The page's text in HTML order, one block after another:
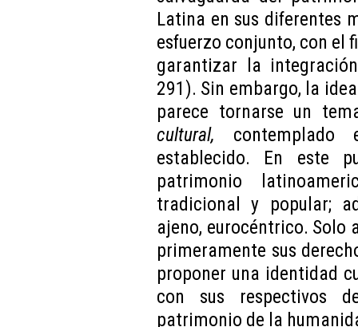
Latina en sus diferentes
esfuerzo conjunto, con el
garantizar la
291). Sin embargo, la
parece tornarse un
cultural,
establecido. En este
patrimonio
tradicional y popular;
ajeno, eurocéntrico. Solo
primeramente sus
proponer una identidad
con sus respectivos
patrimonio de la